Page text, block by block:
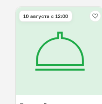
10 августа с 12:00